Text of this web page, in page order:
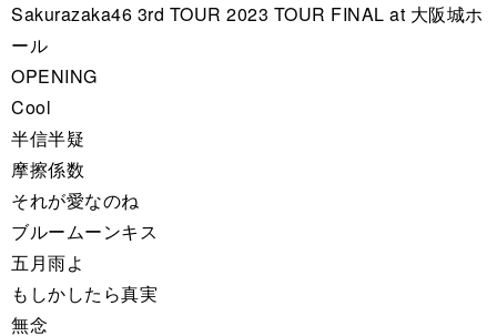
Sakurazaka46 3rd TOUR 2023 TOUR FINAL at 大阪城ホ
ール
OPENING
Cool
半信半疑
摩擦係数
それが愛なのね
ブルームーンキス
五月雨よ
もしかしたら真実
無念